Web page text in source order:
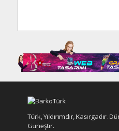
Türk, Yıldırımdır, Kasırgadır.
Güneştir.